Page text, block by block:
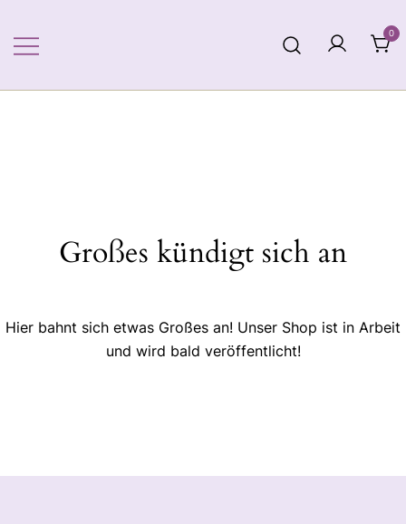
Inhalt
springen
0
Großes kündigt sich an
Hier bahnt sich etwas Großes an! Unser Shop ist in Arbeit
und wird bald veröffentlicht!